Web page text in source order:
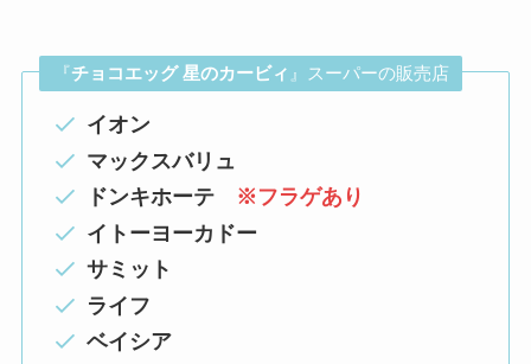
『チョコエッグ 星のカービィ 』スーパーの販売店
イオン
マックスバリュ
ドンキホーテ
※フラゲあり
イトーヨーカドー
サミット
ライフ
ベイシア